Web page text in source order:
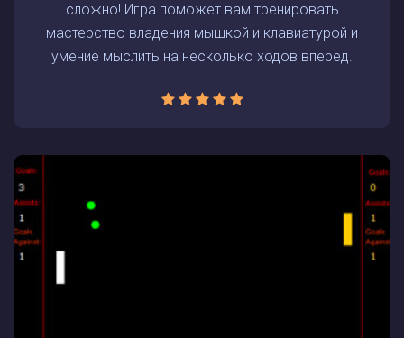
сложно! Игра поможет вам тренировать
мастерство владения мышкой и клавиатурой и
умение мыслить на несколько ходов вперед.